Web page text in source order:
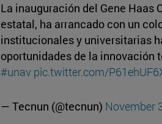
La inauguración del Gene Haas
estatal, ha arrancado con un
institucionales y universitarias
oportunidades de la innovación
#unav pic.twitter.com/
— Tecnun (@tecnun) November